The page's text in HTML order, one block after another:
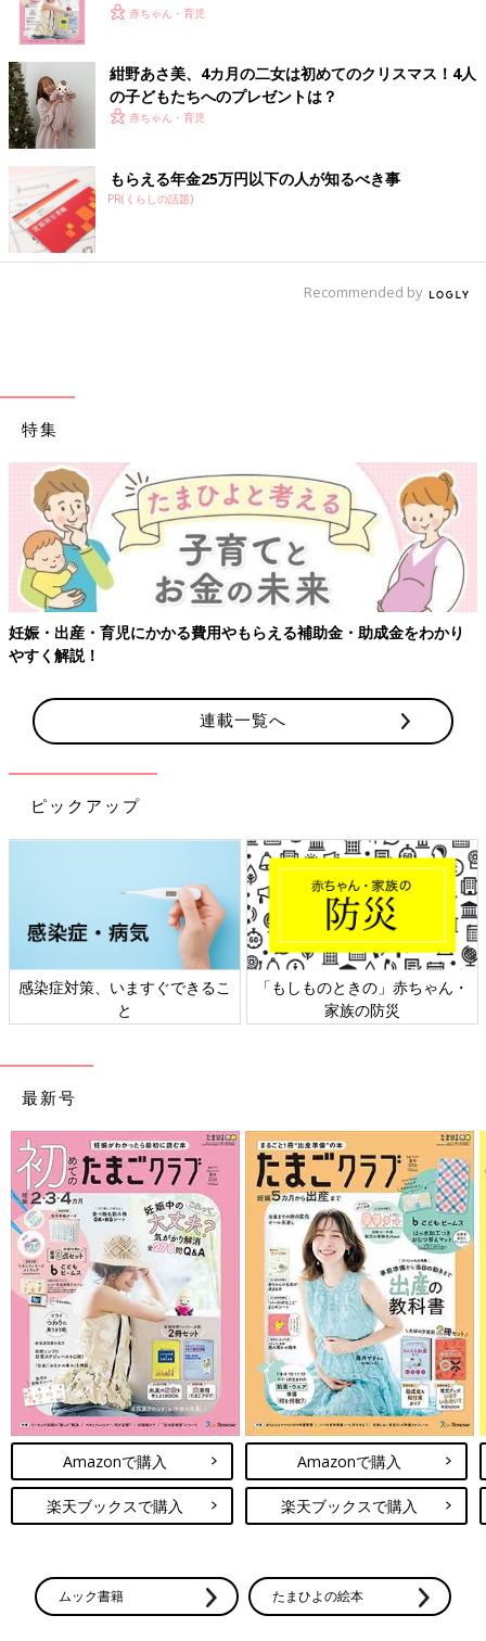
赤ちゃん・育児
紺野あさ美、4カ月の二女は初めてのクリスマス！4人
の子どもたちへのプレゼントは？
赤ちゃん・育児
もらえる年金25万円以下の人が知るべき事
PR(くらしの話題)
Recommended by
特集
妊娠・出産・育児にかかる費用やもらえる補助金・助成金をわかり
やすく解説！
連載一覧へ
ピックアップ
感染症対策、いますぐできるこ
と
「もしものときの」赤ちゃん・
家族の防災
最新号
Amazonで購入
楽天ブックスで購入
Amazonで購入
楽天ブックスで購入
ムック書籍 たまひよの絵本